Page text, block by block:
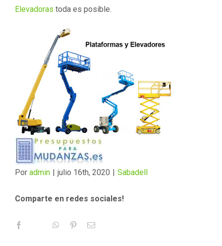
Elevadoras toda es posible.
Por admin | julio 16th, 2020 | Sabadell
Comparte en redes sociales!